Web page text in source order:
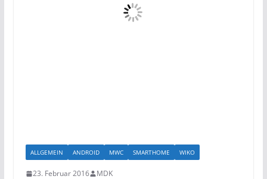
ALLGEMEIN ANDROID MWC SMARTHOME WIKO
23. Februar 2016 MDK